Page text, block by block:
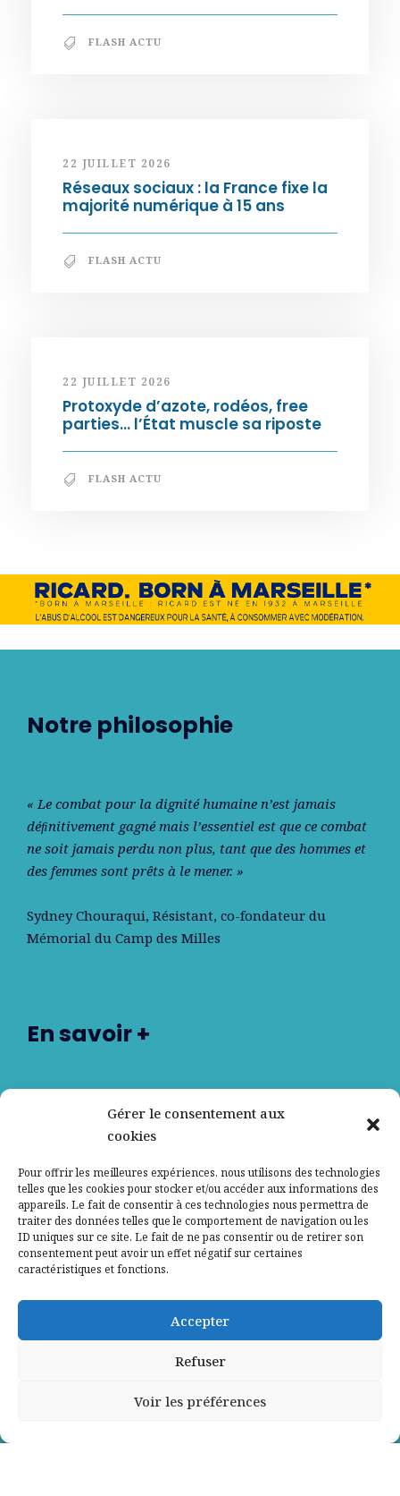
Gérer le consentement aux
cookies
Pour offrir les meilleures expériences, nous utilisons des technologies
telles que les cookies pour stocker et/ou accéder aux informations des
appareils. Le fait de consentir à ces technologies nous permettra de
traiter des données telles que le comportement de navigation ou les
ID uniques sur ce site. Le fait de ne pas consentir ou de retirer son
consentement peut avoir un effet négatif sur certaines
caractéristiques et fonctions.
Accepter
Refuser
Voir les préférences
FLASH ACTU
22 JUILLET 2026
Réseaux sociaux : la France fixe la
majorité numérique à 15 ans
FLASH ACTU
22 JUILLET 2026
Protoxyde d’azote, rodéos, free
parties… l’État muscle sa riposte
FLASH ACTU
Notre philosophie
« Le combat pour la dignité humaine n’est jamais
déﬁnitivement gagné mais l’essentiel est que ce combat
ne soit jamais perdu non plus, tant que des hommes et
des femmes sont prêts à le mener. »
Sydney Chouraqui, Résistant, co-fondateur du
Mémorial du Camp des Milles
En savoir +
Nos partenaires
Contactez-nous
Mentions légales